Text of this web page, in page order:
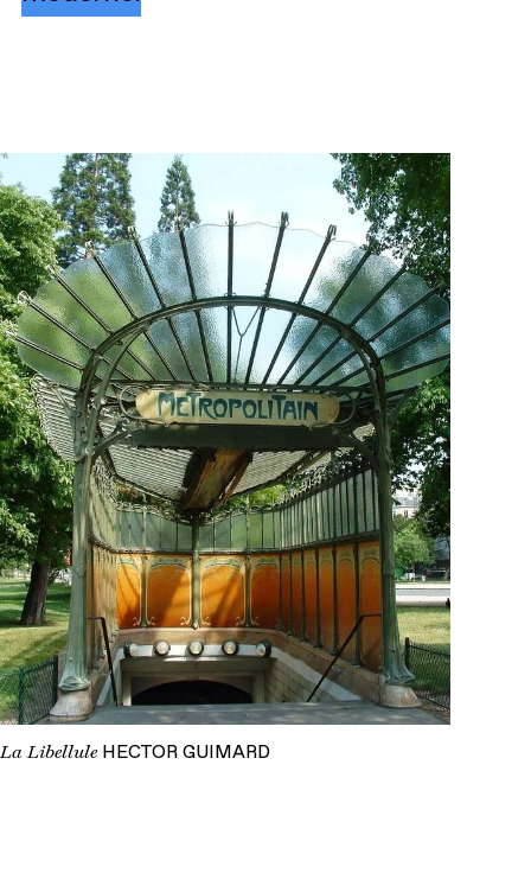
La Libellule HECTOR GUIMARD